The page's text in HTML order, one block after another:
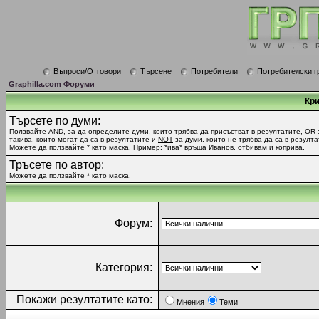
Въпроси/Отговори Търсене Потребители
Потребителски
Graphilla.com Форуми
Търсете по думи:
Ползвайте AND , за да определите думи, които трябва да присъстват в резултатите, OR
такива, които могат да са в резултатите и NOT за думи, които не трябва да са в
Можете да ползвайте * като маска. Пример: *ива* връща Иванов, отбивам и коприва.
Тръсете по автор:
Можете да ползвайте * като маска.
Форум:
Категория:
Покажи резултатите като: Мнения Теми